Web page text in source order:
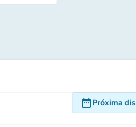
date_rangePróxima